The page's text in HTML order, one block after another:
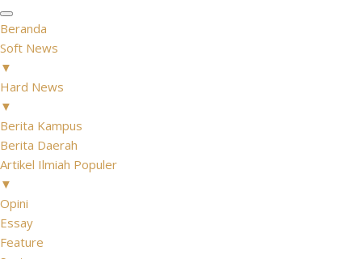
Beranda
Soft News
▼
Hard News
▼
Berita Kampus
Berita Daerah
Artikel Ilmiah Populer
▼
Opini
Essay
Feature